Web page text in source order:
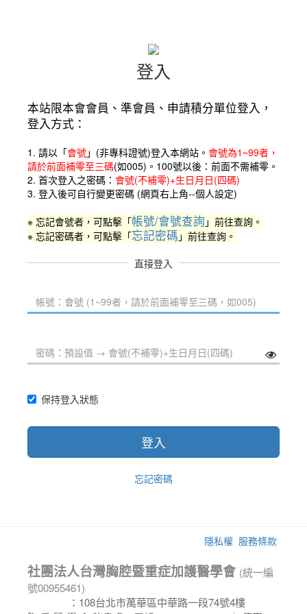
登入
本站限本會會員、準會員、申請積分單位登入，
登入方式：
1. 請以「會號」(非專科證號)登入本網站。 會號為1~99者，
請於前面補零至三碼(如005)。 100號以後：前面不需補零。
2. 首次登入之密碼： 會號(不補零)+生日月日(四碼)
3. 登入後可自行變更密碼 (網頁右上角--個人設定)
※ 忘記會號者，可點擊「帳號/會號查詢 」前往查詢。
※ 忘記密碼者，可點擊「忘記密碼 」前往查詢。
直接登入
保持登入狀態
登入
忘記密碼
隱私權 服務條款
社團法人台灣胸腔暨重症加護醫學會 (統一編
號00955461)
：108台北市萬華區中華路一段74號4樓